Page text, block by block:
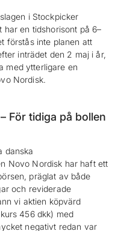
i Stockpicker
har en tidshorisont på 6–
förstås inte planen att
inträdet den 2 maj i år,
med ytterligare en
Nordisk.
För tidiga på bollen
danska
Novo Nordisk har haft ett
präglat av både
och reviderade
vi aktien köpvärd
456 dkk) med
negativt redan var